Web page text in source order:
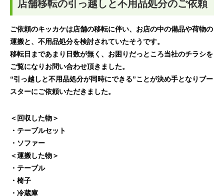
店舗移転の引っ越しと不用品処分のご依頼
ご依頼のキッカケは店舗の移転に伴い、お店の中の備品や荷物の
運搬と、不用品処分を検討されていたそうです。
移転日まであまり日数が無く、お困りだっところ当社のチラシを
ご覧になりお問い合わせ頂きました。
“引っ越しと不用品処分が同時にできる”ことが決め手となりブー
スターにご依頼いただきました。
＜回収した物＞
・テーブルセット
・ソファー
＜運搬した物＞
・テーブル
・椅子
・冷蔵庫